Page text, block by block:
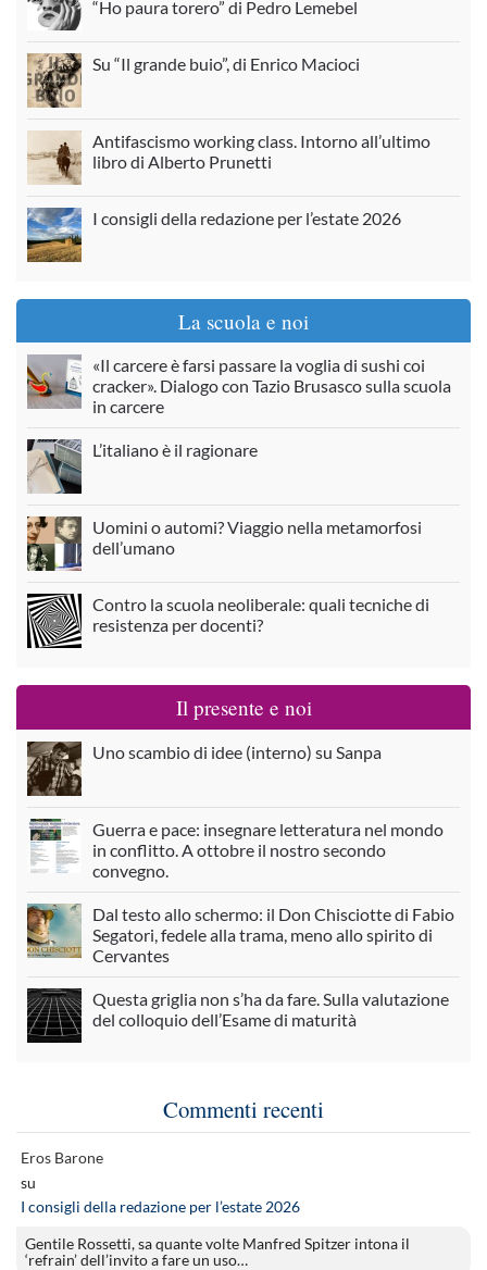
“Ho paura torero” di Pedro Lemebel
Su “Il grande buio”, di Enrico Macioci
Antifascismo working class. Intorno all’ultimo
libro di Alberto Prunetti
I consigli della redazione per l’estate 2026
La scuola e noi
«Il carcere è farsi passare la voglia di sushi coi
cracker». Dialogo con Tazio Brusasco sulla scuola
in carcere
L’italiano è il ragionare
Uomini o automi? Viaggio nella metamorfosi
dell’umano
Contro la scuola neoliberale: quali tecniche di
resistenza per docenti?
Il presente e noi
Uno scambio di idee (interno) su Sanpa
Guerra e pace: insegnare letteratura nel mondo
in conflitto. A ottobre il nostro secondo
convegno.
Dal testo allo schermo: il Don Chisciotte di Fabio
Segatori, fedele alla trama, meno allo spirito di
Cervantes
Questa griglia non s’ha da fare. Sulla valutazione
del colloquio dell’Esame di maturità
Commenti recenti
Eros Barone
su
I consigli della redazione per l’estate 2026
Gentile Rossetti, sa quante volte Manfred Spitzer intona il
‘refrain’ dell’invito a fare un uso…